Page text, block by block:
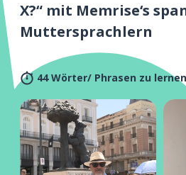
X?“ mit Memrise‘s
Muttersprachlern
44 Wörter/ Phrasen zu lernen